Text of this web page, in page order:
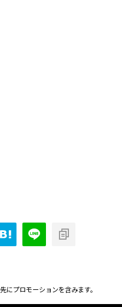
プロモーションを含みます。